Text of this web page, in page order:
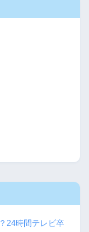
24時間テレビ卒